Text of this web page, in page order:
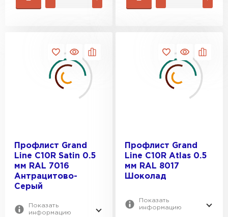
Профлист Grand
Line С10R Satin 0.5
мм RAL 7016
Антрацитово-
Серый
Показать
информацию
Профлист Grand
Line С10R Atlas 0.5
мм RAL 8017
Шоколад
Показать
информацию